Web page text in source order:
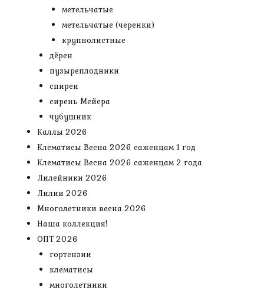
метельчатые
метельчатые (черенки)
крупнолистные
дёрен
пузыреплодники
спиреи
сирень Мейера
чубушник
Каллы 2026
Клематисы Весна 2026 саженцам 1 год
Клематисы Весна 2026 саженцам 2 года
Лилейники 2026
Лилии 2026
Многолетники весна 2026
Наша коллекция!
ОПТ 2026
гортензии
клематисы
многолетники